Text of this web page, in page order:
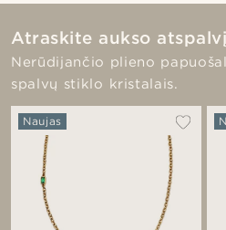
Atraskite aukso atspalvį
Nerūdijančio plieno
spalvų stiklo kristalais.
Naujas